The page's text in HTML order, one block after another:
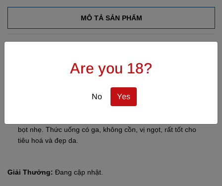
Are you 18?
No Yes
MÔ TẢ SẢN PHẨM
Màu sắc: Màu tím.
Vòm miệng: Hương kẹo nho mềm tươi mát và nhẹ nhàng
bọt nhẹ. Thức uống có ga, không cồn, vị ngọt, rất tốt cho
tiêu hoá và đẹp da.
Giải Thưởng: Đang cập nhật.